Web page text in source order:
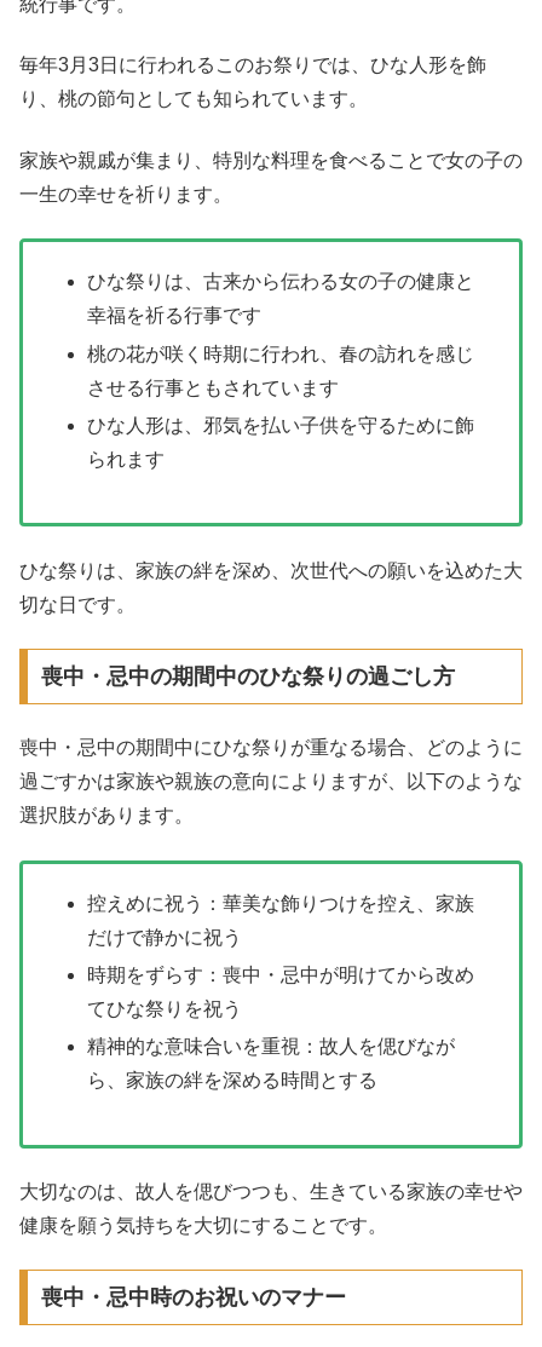
統行事です。
毎年3月3日に行われるこのお祭りでは、ひな人形を飾
り、桃の節句としても知られています。
家族や親戚が集まり、特別な料理を食べることで女の子の
一生の幸せを祈ります。
ひな祭りは、古来から伝わる女の子の健康と
幸福を祈る行事です
桃の花が咲く時期に行われ、春の訪れを感じ
させる行事ともされています
ひな人形は、邪気を払い子供を守るために飾
られます
ひな祭りは、家族の絆を深め、次世代への願いを込めた大
切な日です。
喪中・忌中の期間中のひな祭りの過ごし方
喪中・忌中の期間中にひな祭りが重なる場合、どのように
過ごすかは家族や親族の意向によりますが、以下のような
選択肢があります。
控えめに祝う：華美な飾りつけを控え、家族
だけで静かに祝う
時期をずらす：喪中・忌中が明けてから改め
てひな祭りを祝う
精神的な意味合いを重視：故人を偲びなが
ら、家族の絆を深める時間とする
大切なのは、故人を偲びつつも、生きている家族の幸せや
健康を願う気持ちを大切にすることです。
喪中・忌中時のお祝いのマナー